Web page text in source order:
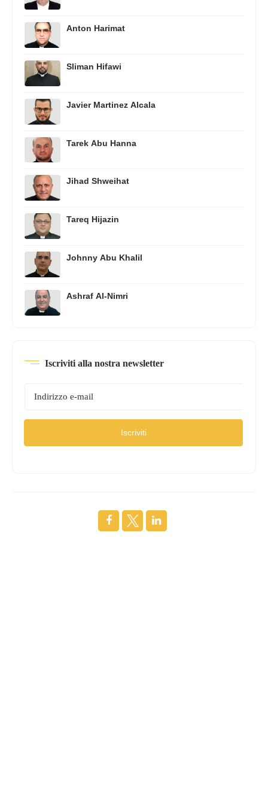
Anton Harimat
Sliman Hifawi
Javier Martinez Alcala
Tarek Abu Hanna
Jihad Shweihat
Tareq Hijazin
Johnny Abu Khalil
Ashraf Al-Nimri
Iscriviti alla nostra newsletter
Iscriviti